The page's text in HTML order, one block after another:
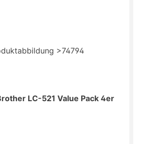
LC-521 Value Pack 4er